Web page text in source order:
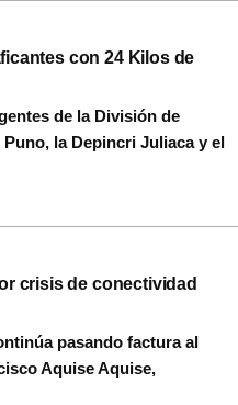
con 24 Kilos de
de la División de
la Depincri Juliaca y el
crisis de conectividad
pasando factura al
Aquise Aquise,